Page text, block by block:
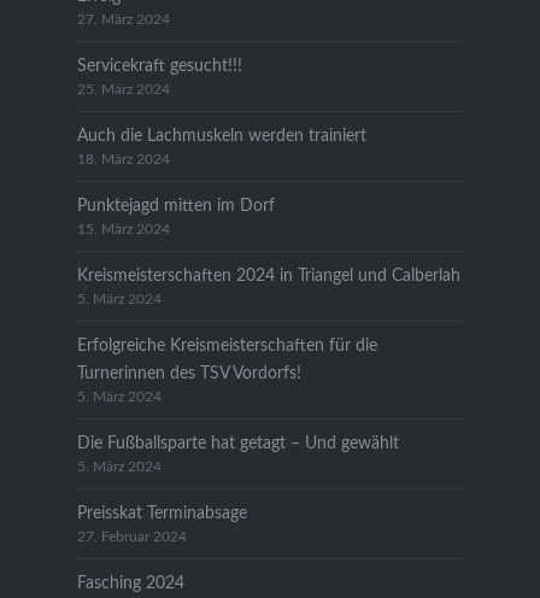
27. März 2024
Servicekraft gesucht!!!
25. März 2024
Auch die Lachmuskeln werden trainiert
18. März 2024
Punktejagd mitten im Dorf
15. März 2024
Kreismeisterschaften 2024 in Triangel und Calberlah
5. März 2024
Erfolgreiche Kreismeisterschaften für die
Turnerinnen des TSV Vordorfs!
5. März 2024
Die Fußballsparte hat getagt – Und gewählt
5. März 2024
Preisskat Terminabsage
27. Februar 2024
Fasching 2024